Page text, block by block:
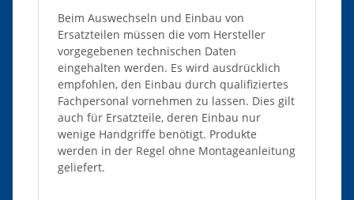
Beim Auswechseln und Einbau von
Ersatzteilen müssen die vom Hersteller
vorgegebenen technischen Daten
eingehalten werden. Es wird ausdrücklich
empfohlen, den Einbau durch qualifiziertes
Fachpersonal vornehmen zu lassen. Dies gilt
auch für Ersatzteile, deren Einbau nur
wenige Handgriffe benötigt. Produkte
werden in der Regel ohne Montageanleitung
geliefert.